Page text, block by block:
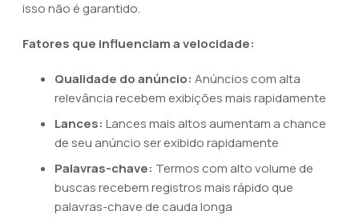
isso não é garantido.
Fatores que influenciam a velocidade:
Qualidade do anúncio: Anúncios com alta
relevância recebem exibições mais rapidamente
Lances: Lances mais altos aumentam a chance
de seu anúncio ser exibido rapidamente
Palavras-chave: Termos com alto volume de
buscas recebem registros mais rápido que
palavras-chave de cauda longa